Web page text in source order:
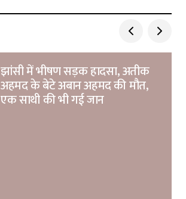
झांसी में भीषण सड़क हादसा, अतीक
अहमद के बेटे अबान अहमद की मौत,
एक साथी की भी गई जान